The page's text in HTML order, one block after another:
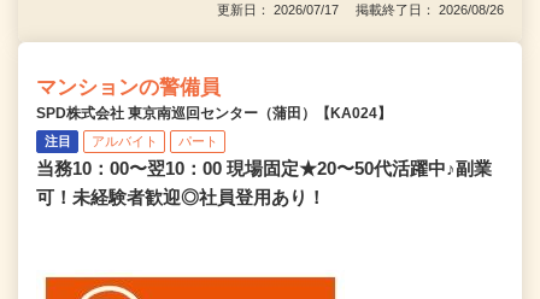
更新日： 2026/07/17 掲載終了日： 2026/08/26
マンションの警備員
SPD株式会社 東京南巡回センター（蒲田）【KA024】
注目 アルバイト パート
当務10：00〜翌10：00 現場固定★20〜50代活躍中♪副業
可！未経験者歓迎◎社員登用あり！